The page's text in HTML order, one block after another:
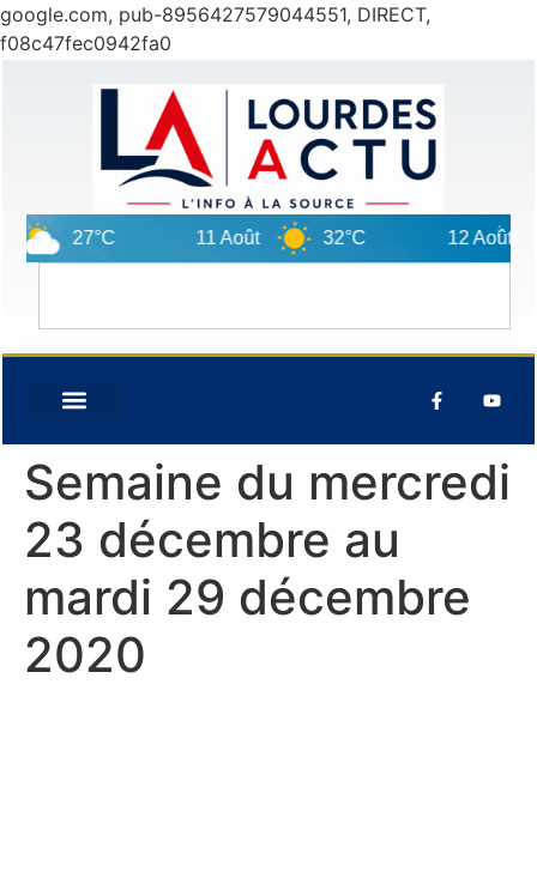
google.com, pub-8956427579044551, DIRECT,
f08c47fec0942fa0
27°C 11 Août 32°C 12 Août
Semaine du mercredi
23 décembre au
mardi 29 décembre
2020